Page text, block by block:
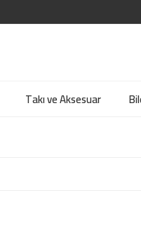
Takı ve Aksesuar